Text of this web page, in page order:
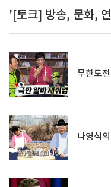
'[토크] 방송, 문화,
무한도
나영석